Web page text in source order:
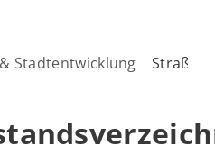
Stadtentwicklung